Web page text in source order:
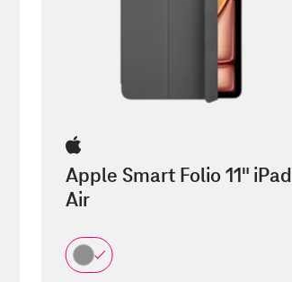
Apple Smart Folio 11" iPad
Air